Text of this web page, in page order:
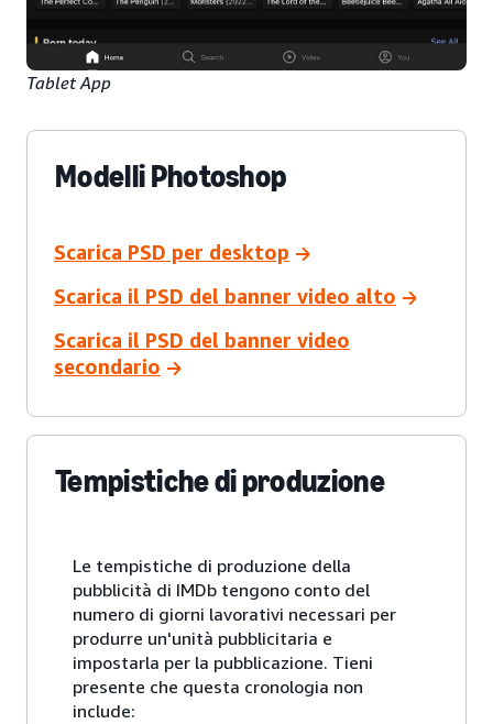
Tablet App
Modelli Photoshop
Scarica PSD per desktop
Scarica il PSD del banner video alto
Scarica il PSD del banner video
secondario
Tempistiche di produzione
Le tempistiche di produzione della
pubblicità di IMDb tengono conto del
numero di giorni lavorativi necessari per
produrre un'unità pubblicitaria e
impostarla per la pubblicazione. Tieni
presente che questa cronologia non
include: